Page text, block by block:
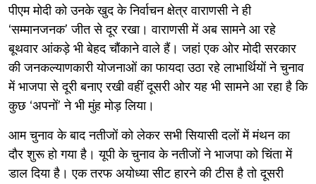
पीएम मोदी को उनके खुद के निर्वाचन क्षेत्र वाराणसी ने ही
‘सम्मानजनक’ जीत से दूर रखा। वाराणसी में अब सामने आ रहे
बूथवार आंकड़े भी बेहद चौंकाने वाले हैं। जहां एक ओर मोदी सरकार
की जनकल्याणकारी योजनाओं का फायदा उठा रहे लाभार्थियों ने चुनाव
में भाजपा से दूरी बनाए रखी वहीं दूसरी ओर यह भी सामने आ रहा है कि
कुछ ‘अपनों’ ने भी मुंह मोड़ लिया।
आम चुनाव के बाद नतीजों को लेकर सभी सियासी दलों में मंथन का
दौर शुरू हो गया है। यूपी के चुनाव के नतीजों ने भाजपा को चिंता में
डाल दिया है। एक तरफ अयोध्या सीट हारने की टीस है तो दूसरी